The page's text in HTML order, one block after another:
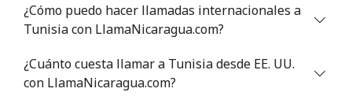
Celular ⁦22.5¢⁩ 44 min por ⁦$10⁩
⁦104.5¢⁩
¿Cómo puedo hacer llamadas internacionales a
Tunisia con LlamaNicaragua.com?
¿Cuánto cuesta llamar a Tunisia desde EE. UU.
con LlamaNicaragua.com?